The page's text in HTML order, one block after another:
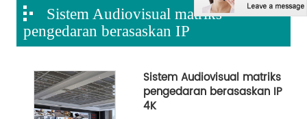
Sistem Audiovisual matriks
pengedaran berasaskan IP
Sistem Audiovisual matriks
pengedaran berasaskan IP
4K